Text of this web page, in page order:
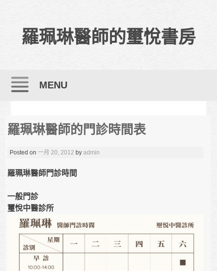
羅珮琳醫師的璽悅書房
MENU
羅珮琳醫師的門診時間表
Posted on一月 20, 2012 byadmin
羅珮琳醫師門診時間
一般門診
璽悅中醫診所